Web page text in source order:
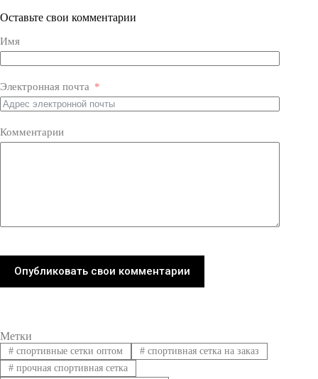
Оставьте свои комментарии
Имя
Электронная почта
Комментарии
Опубликовать свои комментарии
Метки
#спортивные сетки оптом #спортивная сетка на заказ
#прочная спортивная сетка